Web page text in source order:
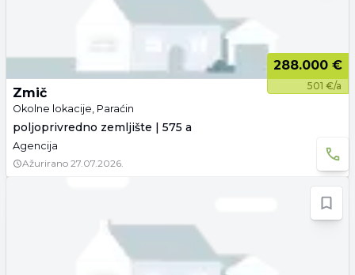
288.000 €
501 €/a
Zmič
Okolne lokacije, Paraćin
poljoprivredno zemljište | 575 a
Agencija
Ažurirano 27.07.2026.